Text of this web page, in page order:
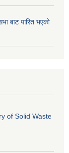
बाट पारित भएको
of Solid Waste